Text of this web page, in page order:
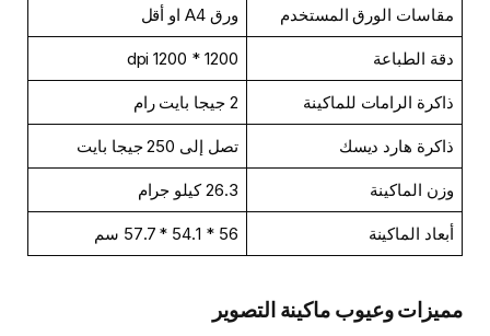
مقاسات الورق المستخدم ورق A4 او أقل
دقة الطباعة 1200 * 1200 dpi
ذاكرة الرامات للماكينة 2 جيجا بايت رام
ذاكرة هارد ديسك تصل إلى 250 جيجا بايت
وزن الماكينة 26.3 كيلو جرام
أبعاد الماكينة 56 * 54.1 * 57.7 سم
مميزات وعيوب ماكينة التصوير